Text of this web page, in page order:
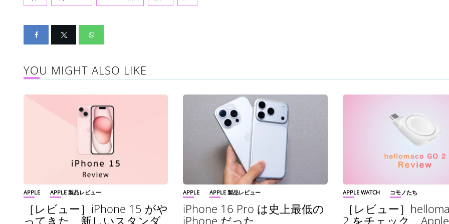
YOU MIGHT ALSO LIKE
APPLE APPLE 製品レビュー
［レビュー］iPhone 15 がや
ってきた 新しいスタンダ
APPLE APPLE 製品レビュー
iPhone 16 Pro は史上最低の
iPhone だった
APPLE WATCH コモノたち
［レビュー］
2 をチェック